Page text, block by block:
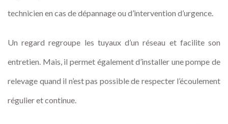
technicien en cas de dépannage ou d’intervention d’urgence.
Un regard regroupe les tuyaux d’un réseau et facilite son
entretien. Mais, il permet également d’installer une pompe de
relevage quand il n’est pas possible de respecter l’écoulement
régulier et continue.